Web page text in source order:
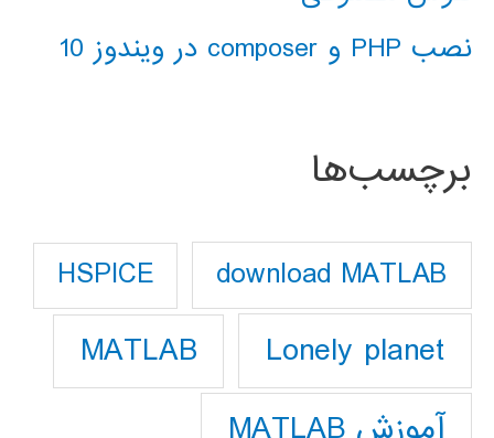
نصب PHP و composer در ویندوز 10
برچسب‌ها
download MATLAB
HSPICE
Lonely planet
MATLAB